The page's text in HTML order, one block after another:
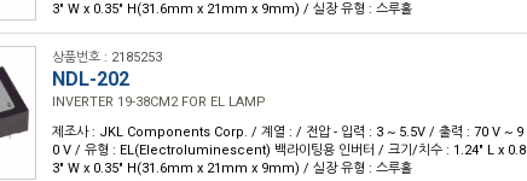
3" W x 0.35" H(31.6mm x 21mm x 9mm) / 실장 유형 : 스루홀
상품번호 : 2185253
NDL-202
INVERTER 19-38CM2 FOR EL LAMP
제조사 : JKL Components Corp. / 계열 : / 전압 - 입력 : 3 ~ 5.5V / 출력 : 70 V ~ 9
0 V / 유형 : EL(Electroluminescent) 백라이팅용 인버터 / 크기/치수 : 1.24" L x 0.8
3" W x 0.35" H(31.6mm x 21mm x 9mm) / 실장 유형 : 스루홀